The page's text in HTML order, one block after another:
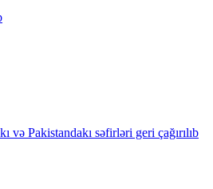
və Pakistandakı səfirləri geri çağırılıb